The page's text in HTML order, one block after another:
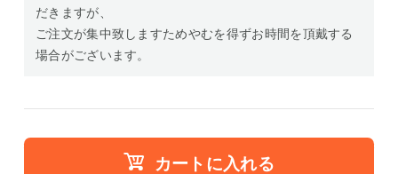
だきますが、
ご注文が集中致しますためやむを得ずお時間を頂戴する
場合がございます。
カートに入れる